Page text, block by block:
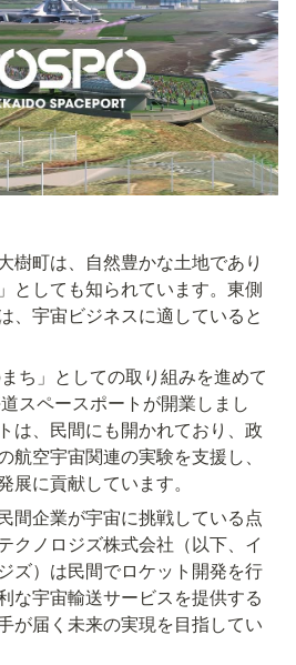
樹町は、自然豊かな土地であり
としても知られています。東側
、宇宙ビジネスに適していると
ち」としての取り組みを進めて
スペースポートが開業しまし
は、民間にも開かれており、政
航空宇宙関連の実験を支援し、
展に貢献しています。
間企業が宇宙に挑戦している点
クノロジズ株式会社（以下、イ
ズ）は民間でロケット開発を行
な宇宙輸送サービスを提供する
が届く未来の実現を目指してい